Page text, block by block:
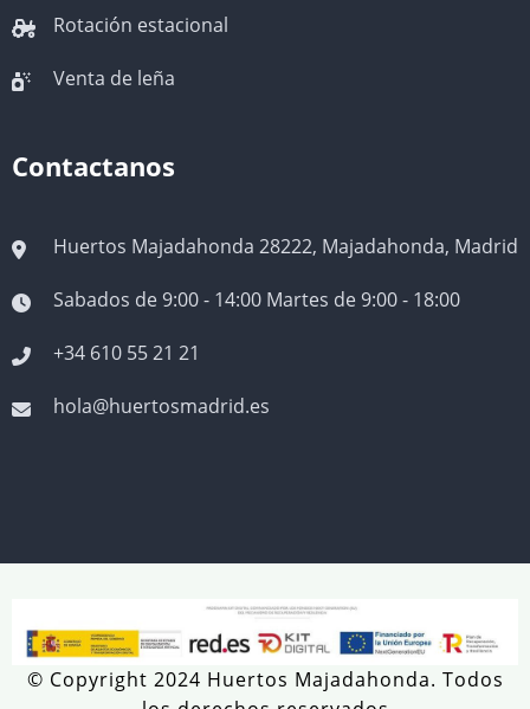
Rotación estacional
Venta de leña
Contactanos
Huertos Majadahonda 28222, Majadahonda, Madrid
Sabados de 9:00 - 14:00 Martes de 9:00 - 18:00
+34 610 55 21 21
hola@huertosmadrid.es
© Copyright 2024 Huertos Majadahonda. Todos